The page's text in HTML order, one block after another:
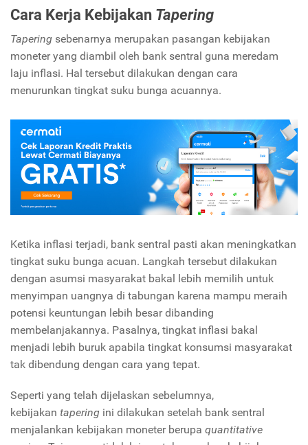
Cara Kerja Kebijakan Tapering
Tapering sebenarnya merupakan pasangan kebijakan
moneter yang diambil oleh bank sentral guna meredam
laju inflasi. Hal tersebut dilakukan dengan cara
menurunkan tingkat suku bunga acuannya.
Ketika inflasi terjadi, bank sentral pasti akan meningkatkan
tingkat suku bunga acuan. Langkah tersebut dilakukan
dengan asumsi masyarakat bakal lebih memilih untuk
menyimpan uangnya di tabungan karena mampu meraih
potensi keuntungan lebih besar dibanding
membelanjakannya. Pasalnya, tingkat inflasi bakal
menjadi lebih buruk apabila tingkat konsumsi masyarakat
tak dibendung dengan cara yang tepat.
Seperti yang telah dijelaskan sebelumnya,
kebijakan tapering ini dilakukan setelah bank sentral
menjalankan kebijakan moneter berupa quantitative